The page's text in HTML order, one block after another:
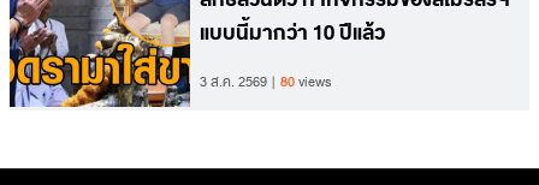
แบบนี้มากว่า 10 ปีแล้ว
3 ส.ค. 2569 80views